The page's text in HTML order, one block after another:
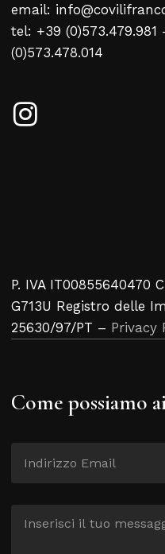
email:
tel: +39 (0)573.479.981
(0)573.478.014
P. IVA IT00855640470
G713U Registro delle
25630/97/PT – Privacy
Come possiamo